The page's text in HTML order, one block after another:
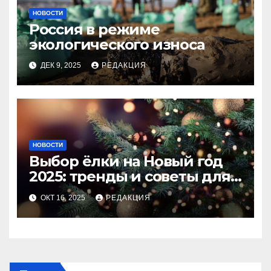
НОВОСТИ
Россия в режиме
экологического износа
ДЕК 9, 2025 РЕДАКЦИЯ
НОВОСТИ
Выбор ёлки на Новый год
2025: тренды и советы для
идеального праздника
ОКТ 16, 2025 РЕДАКЦИЯ